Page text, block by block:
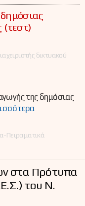
(τεστ)
δικτυακού
της δημόσιας
Πειραματικά
στα Πρότυπα
του Ν.